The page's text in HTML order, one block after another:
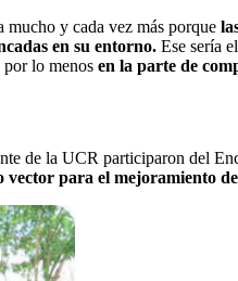
mucho y cada vez más porque
en su entorno. Ese sería
por lo menos en la parte de
de la UCR participaron del
para el mejoramiento